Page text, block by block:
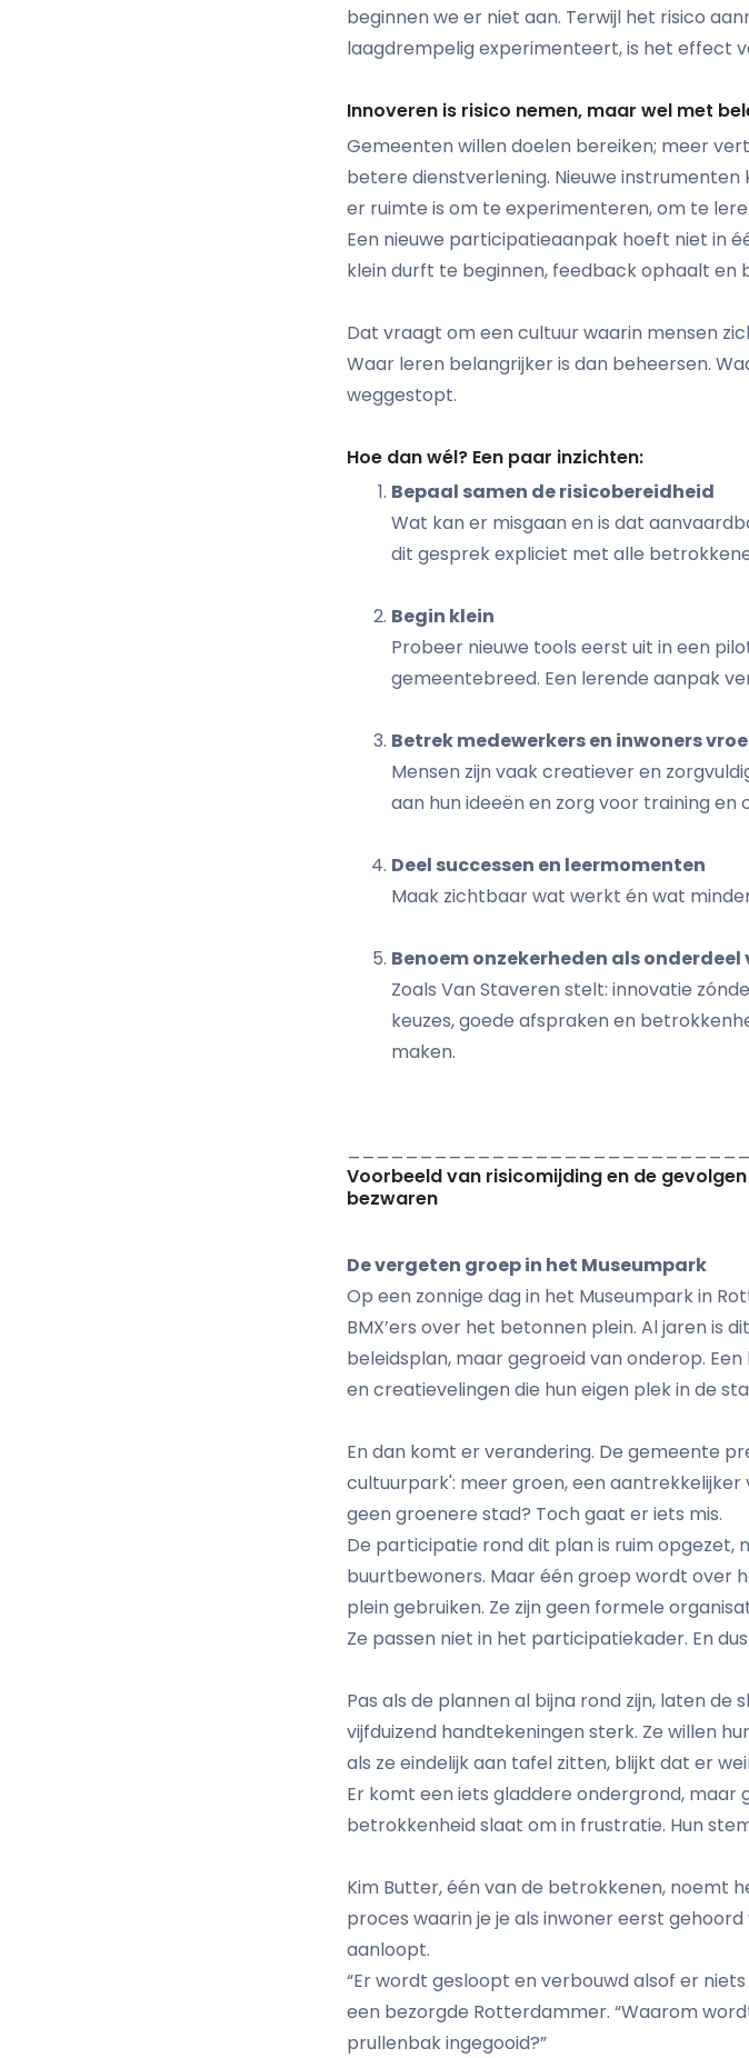
beginnen we er niet aan. Terwijl het risico
laagdrempelig experimenteert, is het effect
Innoveren is risico nemen, maar wel met
Gemeenten willen doelen bereiken; meer
betere dienstverlening. Nieuwe
er ruimte is om te experimenteren, om te
Een nieuwe participatieaanpak hoeft niet in
klein durft te beginnen, feedback ophaalt en
Dat vraagt om een cultuur waarin mensen
Waar leren belangrijker is dan beheersen.
weggestopt.
Hoe dan wél? Een paar inzichten:
Bepaal samen de risicobereidheid
Wat kan er misgaan en is dat
dit gesprek expliciet met alle
Begin klein
Probeer nieuwe tools eerst uit in een
gemeentebreed. Een lerende aanpak
Betrek medewerkers en inwoners
Mensen zijn vaak creatiever en
aan hun ideeën en zorg voor training en
Deel successen en leermomenten
Maak zichtbaar wat werkt én wat
Benoem onzekerheden als
Zoals Van Staveren stelt: innovatie
keuzes, goede afspraken en
maken.
Voorbeeld van risicomijding en de
bezwaren
De vergeten groep in het Museumpark
Op een zonnige dag in het Museumpark in
BMX’ers over het betonnen plein. Al jaren is
beleidsplan, maar gegroeid van onderop.
en creatievelingen die hun eigen plek in de
En dan komt er verandering. De gemeente
cultuurpark': meer groen, een
geen groenere stad? Toch gaat er iets mis.
De participatie rond dit plan is ruim
buurtbewoners. Maar één groep wordt over
plein gebruiken. Ze zijn geen formele
Ze passen niet in het participatiekader. En
Pas als de plannen al bijna rond zijn, laten
vijfduizend handtekeningen sterk. Ze willen
als ze eindelijk aan tafel zitten, blijkt dat er
Er komt een iets gladdere ondergrond, maar
betrokkenheid slaat om in frustratie. Hun
Kim Butter, één van de betrokkenen, noemt
proces waarin je je als inwoner eerst
aanloopt.
“Er wordt gesloopt en verbouwd alsof er
een bezorgde Rotterdammer. “Waarom
prullenbak ingegooid?”